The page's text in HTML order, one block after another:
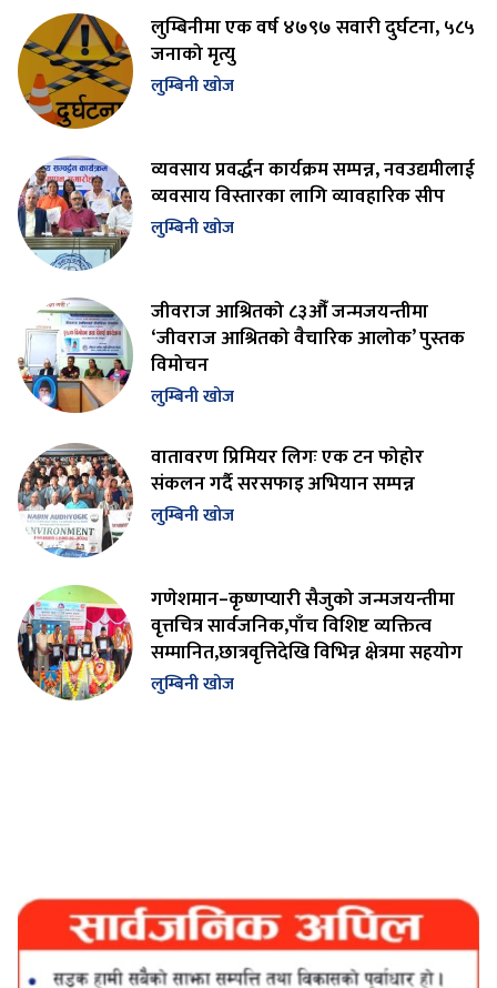
लुम्बिनीमा एक वर्ष ४७९७ सवारी दुर्घटना, ५८५
जनाको मृत्यु
लुम्बिनी खोज
व्यवसाय प्रवर्द्धन कार्यक्रम सम्पन्न, नवउद्यमीलाई
व्यवसाय विस्तारका लागि व्यावहारिक सीप
लुम्बिनी खोज
जीवराज आश्रितको ८३औँ जन्मजयन्तीमा
‘जीवराज आश्रितको वैचारिक आलोक’ पुस्तक
विमोचन
लुम्बिनी खोज
वातावरण प्रिमियर लिगः एक टन फोहोर
संकलन गर्दै सरसफाइ अभियान सम्पन्न
लुम्बिनी खोज
गणेशमान–कृष्णप्यारी सैजुको जन्मजयन्तीमा
वृत्तचित्र सार्वजनिक,पाँच विशिष्ट व्यक्तित्व
सम्मानित,छात्रवृत्तिदेखि विभिन्न क्षेत्रमा सहयोग
लुम्बिनी खोज